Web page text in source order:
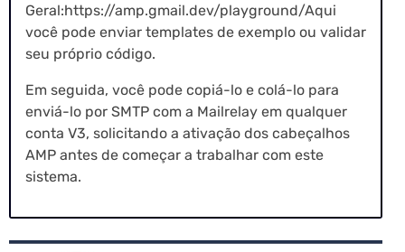
Geral:https://amp.gmail.dev/playground/Aqui
você pode enviar templates de exemplo ou validar
seu próprio código.
Em seguida, você pode copiá-lo e colá-lo para
enviá-lo por SMTP com a Mailrelay em qualquer
conta V3, solicitando a ativação dos cabeçalhos
AMP antes de começar a trabalhar com este
sistema.